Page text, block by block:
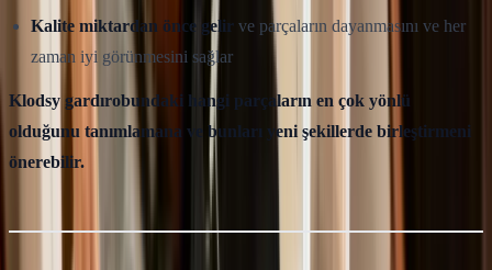
Kalite miktardan önce gelir ve parçaların dayanmasını ve her
zaman iyi görünmesini sağlar
Klodsy gardırobundaki hangi parçaların en çok yönlü
olduğunu tanımlamana ve bunları yeni şekillerde birleştirmeni
önerebilir.